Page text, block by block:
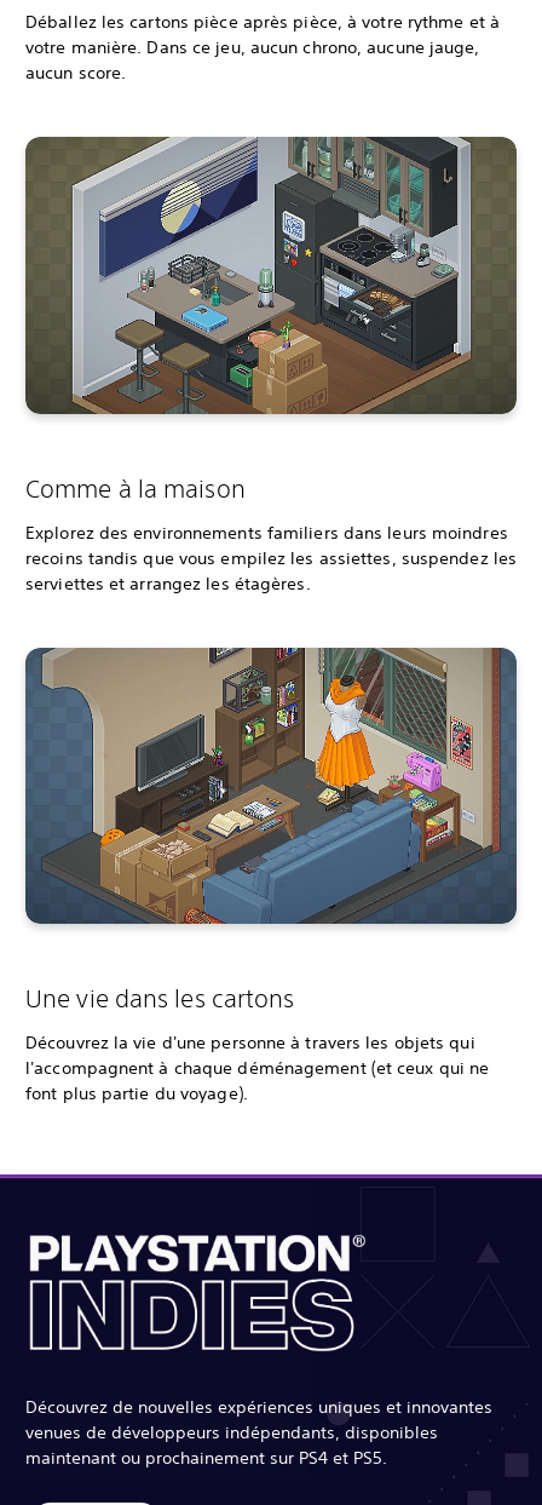
Déballez les cartons pièce après pièce, à votre rythme et à
votre manière. Dans ce jeu, aucun chrono, aucune jauge,
aucun score.
Comme à la maison
Explorez des environnements familiers dans leurs moindres
recoins tandis que vous empilez les assiettes, suspendez les
serviettes et arrangez les étagères.
Une vie dans les cartons
Découvrez la vie d'une personne à travers les objets qui
l'accompagnent à chaque déménagement (et ceux qui ne
font plus partie du voyage).
Découvrez de nouvelles expériences uniques et innovantes
venues de développeurs indépendants, disponibles
maintenant ou prochainement sur PS4 et PS5.